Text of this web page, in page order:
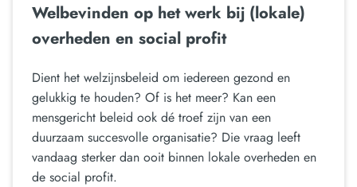
Welbevinden op het werk bij (lokale)
overheden en social profit
Dient het welzijnsbeleid om iedereen gezond en
gelukkig te houden? Of is het meer? Kan een
mensgericht beleid ook dé troef zijn van een
duurzaam succesvolle organisatie? Die vraag leeft
vandaag sterker dan ooit binnen lokale overheden en
de social profit.